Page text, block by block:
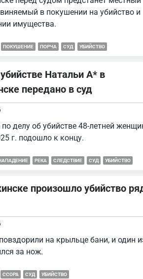
в покушении на убийство и
имущества.
ПОКУШЕНИЕ ПОРЧА СУД УБИЙСТВО
Натальи А* в
передано в суд
по делу об убийстве 48-летней
г. подошло к концу.
РЕКА СЛЕДСТВИЕ СУД УБИЙСТВО
произошло убийство
на крыльце бани, и один
за нож.
ССОРА СУД УБИЙСТВО